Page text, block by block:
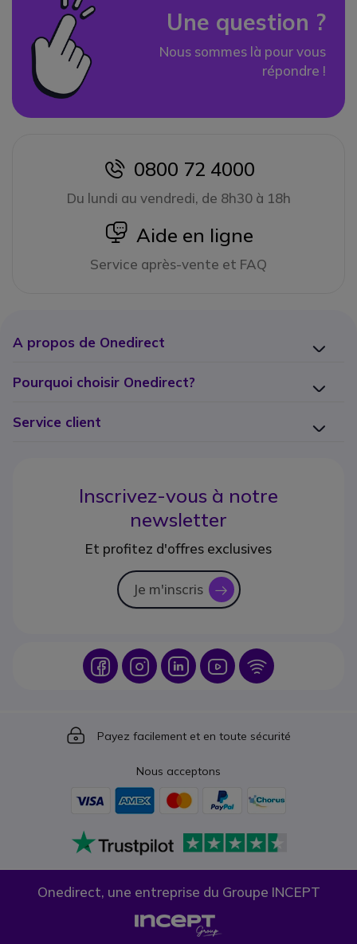
Une question ?
Nous sommes là pour vous
répondre !
icon
0800 72 4000
Du lundi au vendredi, de 8h30 à 18h
icon
Aide en ligne
Service après-vente et FAQ
A propos de Onedirect
Pourquoi choisir Onedirect?
Service client
Inscrivez-vous à notre
newsletter
Et profitez d'offres exclusives
Je m'inscris icon
Icon IconIcon Icon Icon
Icon
Payez facilement et en toute sécurité
Nous acceptons
Onedirect, une entreprise du Groupe INCEPT